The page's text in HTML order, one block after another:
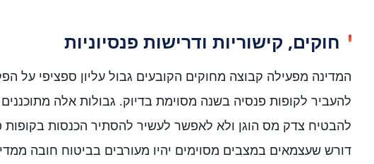
חוקים, קישוריות ודרישות פנסיוניות
המדינה מפעילה קבוצה מחוקים הקובעים גבול עליון ספציפי על
להעביר לקופות פנסיה בשנה מסוימת בדיוק. גבולות אלה
להבטיח צדק מס הוגן ולא לאפשר לעשיר להסתיר הכנסות בקופות
דורש שעצמאים במצבים מסוימים יהיו מעורבים בביטוח חובה